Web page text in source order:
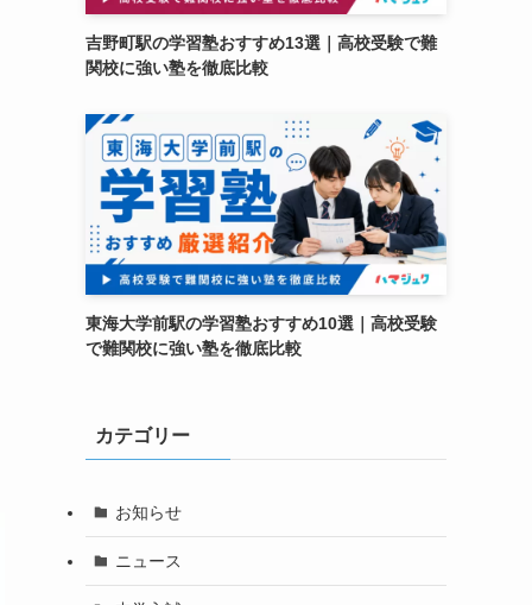
吉野町駅の学習塾おすすめ13選｜高校受験で難
関校に強い塾を徹底比較
東海大学前駅の学習塾おすすめ10選｜高校受験
で難関校に強い塾を徹底比較
カテゴリー
お知らせ
ニュース